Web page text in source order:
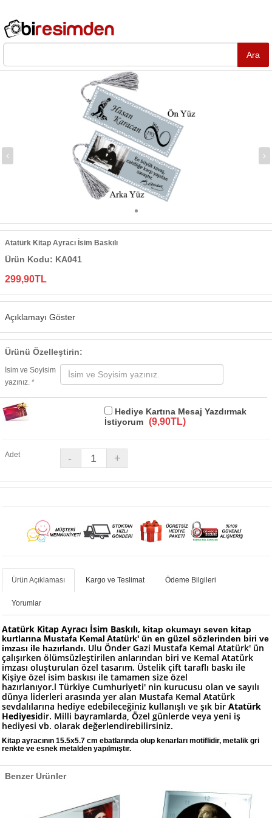
Atatürk Kitap Ayracı İsim Baskılı
Ürün Kodu: KA041
299,90TL
Açıklamayı Göster
Ürünü Özelleştirin:
İsim ve Soyisim
yazınız. *
Hediye Kartına Mesaj Yazdırmak
İstiyorum (9,90TL)
Adet
Ürün Açıklaması Kargo ve Teslimat Ödeme Bilgileri
Yorumlar
Atatürk Kitap Ayracı İsim Baskılı, kitap okumayı seven kitap
kurtlarına Mustafa Kemal Atatürk' ün en güzel sözlerinden biri ve
imzası ile hazırlandı. Ulu Önder Gazi Mustafa Kemal Atatürk' ün
çalışırken ölümsüzleştirilen anlarından biri ve Kemal Atatürk
imzası oluşturulan özel tasarım. Üstelik çift taraflı baskı ile
Kişiye özel isim baskısı ile tamamen size özel
hazırlanıyor.l Türkiye Cumhuriyeti' nin kurucusu olan ve sayılı
dünya liderleri arasında yer alan Mustafa Kemal Atatürk
sevdalılarına hediye edebileceğiniz kullanışlı ve şık bir Atatürk
Hediyesidir. Milli bayramlarda, Özel günlerde veya yeni iş
hediyesi vb. olarak değerlendirebilirsiniz.
Kitap ayracının 15.5x5.7 cm ebatlarında olup kenarları motiflidir, metalik gri
renkte ve esnek metalden yapılmıştır.
Benzer Ürünler